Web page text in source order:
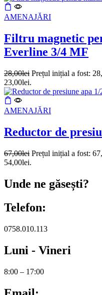
AMENAJĂRI
Filtru magnetic
Everline 3/4 MF
28,00lei Prețul inițial a fost:
23,00lei.
AMENAJĂRI
Reductor de
67,00lei Prețul inițial a fost:
54,00lei.
Unde ne găsești?
Telefon:
0758.010.113
Luni - Vineri
8:00 – 17:00